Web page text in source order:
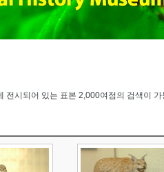
전시되어 있는 표본 2,000여점의 검색이